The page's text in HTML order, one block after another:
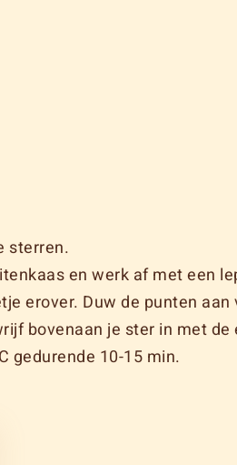
sterren.
en werk af met een
erover. Duw de punten aan
bovenaan je ster in met de
gedurende 10-15 min.